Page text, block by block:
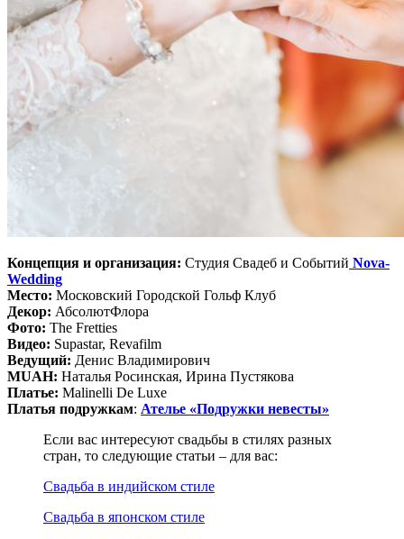
Концепция и организация: Студия Свадеб и Событий Nova-
Wedding
Место: Московский Городской Гольф Клуб
Декор: АбсолютФлора
Фото: The Fretties
Видео: Supastar, Revafilm
Ведущий: Денис Владимирович
MUAH: Наталья Росинская, Ирина Пустякова
Платье: Malinelli De Luxe
Платья подружкам: Ателье «Подружки невесты»
Если вас интересуют свадьбы в стилях разных
стран, то следующие статьи – для вас:
Свадьба в индийском стиле
Свадьба в японском стиле